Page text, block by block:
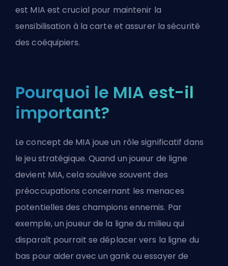
est MIA est crucial pour maintenir la
sensibilisation à la carte et assurer la sécurité
des coéquipiers.
Pourquoi le MIA est-il
important?
Le concept de MIA joue un rôle significatif dans
le jeu stratégique. Quand un joueur de ligne
devient MIA, cela soulève souvent des
préoccupations concernant les menaces
potentielles des champions ennemis. Par
exemple, unjoueur de la ligne du milieu qui
disparaît pourrait se déplacer vers la ligne du
bas pour aider avec un gank ou essayer de